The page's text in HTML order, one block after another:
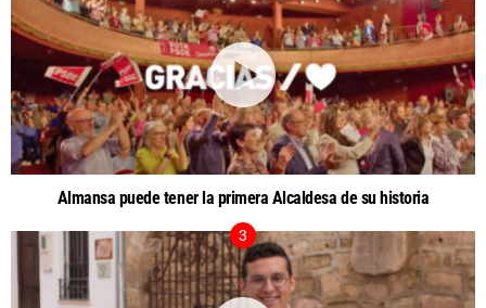
Almansa puede tener la primera Alcaldesa de su historia